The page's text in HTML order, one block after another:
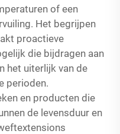
of een
Het begrijpen
proactieve
die bijdragen aan
het uiterlijk van de
perioden.
en producten die
de levensduur en